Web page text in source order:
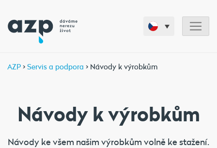
AZP > Servis a podpora > Návody k výrobkům
Návody k výrobkům
Návody ke všem našim výrobkům volně ke stažení.